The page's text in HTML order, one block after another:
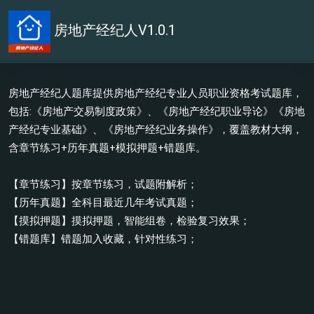
房地产经纪人V1.0.1
房地产经纪人题库提供房地产经纪专业人员职业资格考试题库，
包括:《房地产交易制度政策》、《房地产经纪职业导论》《房地
产经纪专业基础》、《房地产经纪业务操作》，覆盖教材大纲，
含章节练习+历年真题+模拟押题+错题库。
【章节练习】按章节练习，试题附解析；
【历年真题】全科目最近几年考试真题；
【摸拟押题】摸拟押题，智能组卷，检验复习效果；
【错题库】错题加入收藏，针对性练习；